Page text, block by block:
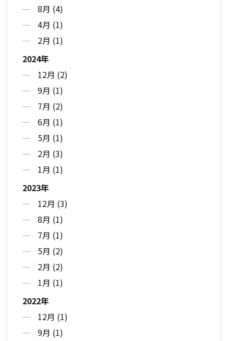
8月 (4)
4月 (1)
2月 (1)
2024年
12月 (2)
9月 (1)
7月 (2)
6月 (1)
5月 (1)
2月 (3)
1月 (1)
2023年
12月 (3)
8月 (1)
7月 (1)
5月 (2)
2月 (2)
1月 (1)
2022年
12月 (1)
9月 (1)